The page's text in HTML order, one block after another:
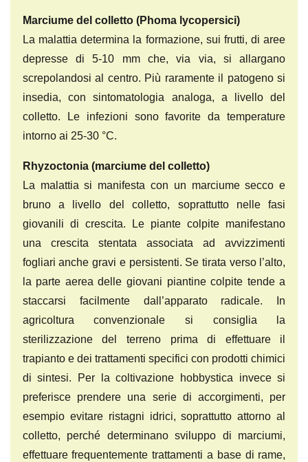
Marciume del colletto (Phoma lycopersici)
La malattia determina la formazione, sui frutti, di aree
depresse di 5-10 mm che, via via, si allargano
screpolandosi al centro. Più raramente il patogeno si
insedia, con sintomatologia analoga, a livello del
colletto. Le infezioni sono favorite da temperature
intorno ai 25-30 °C.
Rhyzoctonia (marciume del colletto)
La malattia si manifesta con un marciume secco e
bruno a livello del colletto, soprattutto nelle fasi
giovanili di crescita. Le piante colpite manifestano
una crescita stentata associata ad avvizzimenti
fogliari anche gravi e persistenti. Se tirata verso l’alto,
la parte aerea delle giovani piantine colpite tende a
staccarsi facilmente dall’apparato radicale. In
agricoltura convenzionale si consiglia la
sterilizzazione del terreno prima di effettuare il
trapianto e dei trattamenti specifici con prodotti chimici
di sintesi. Per la coltivazione hobbystica invece si
preferisce prendere una serie di accorgimenti, per
esempio evitare ristagni idrici, soprattutto attorno al
colletto, perché determinano sviluppo di marciumi,
effettuare frequentemente trattamenti a base di rame,